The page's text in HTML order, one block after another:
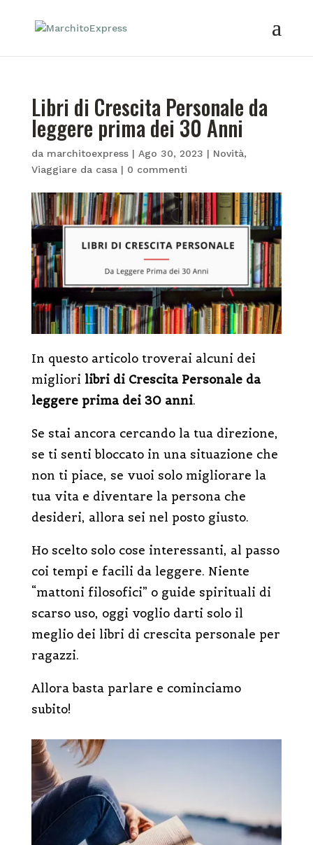
Libri di Crescita Personale da
leggere prima dei 30 Anni
da marchitoexpress| Ago 30, 2023 | Novità,
Viaggiare da casa| 0 commenti
In questo articolo troverai alcuni dei
migliori libri di Crescita Personale da
leggere prima dei 30 anni.
Se stai ancora cercando la tua direzione,
se ti senti bloccato in una situazione che
non ti piace, se vuoi solo migliorare la
tua vita e diventare la persona che
desideri, allora sei nel posto giusto.
Ho scelto solo cose interessanti, al passo
coi tempi e facili da leggere. Niente
“mattoni filosofici” o guide spirituali di
scarso uso, oggi voglio darti solo il
meglio dei libri di crescita personale per
ragazzi.
Allora basta parlare e cominciamo
subito!